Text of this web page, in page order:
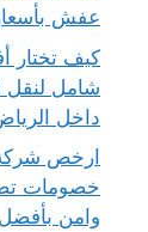
عفش
كيف تختار
شامل لنقل
داخل
ارخص
وامن بأفضل